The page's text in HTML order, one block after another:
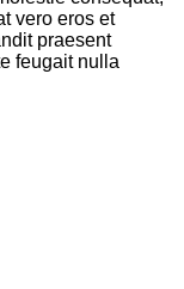
vero eros et
praesent
feugait nulla